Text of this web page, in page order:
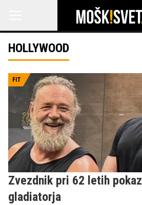
HOLLYWOOD
FIT
Zvezdnik pri 62 letih
gladiatorja